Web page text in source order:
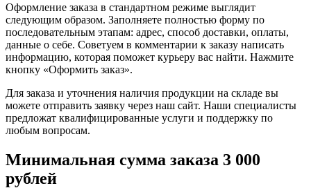
Оформление заказа в стандартном режиме выглядит
следующим образом. Заполняете полностью форму по
последовательным этапам: адрес, способ доставки, оплаты,
данные о себе. Советуем в комментарии к заказу написать
информацию, которая поможет курьеру вас найти. Нажмите
кнопку «Оформить заказ».
Для заказа и уточнения наличия продукции на складе вы
можете отправить заявку через наш сайт. Наши специалисты
предложат квалифицированные услуги и поддержку по
любым вопросам.
Минимальная сумма заказа 3 000
рублей